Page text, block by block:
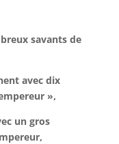
savants de
avec dix
»,
un gros